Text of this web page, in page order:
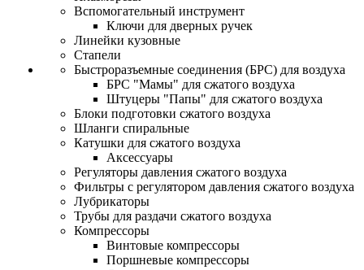
Вспомогательный инструмент
Ключи для дверных ручек
Линейки кузовные
Стапели
Быстроразъемные соединения (БРС) для воздуха
БРС "Мамы" для сжатого воздуха
Штуцеры "Папы" для сжатого воздуха
Блоки подготовки сжатого воздуха
Шланги спиральные
Катушки для сжатого воздуха
Аксессуары
Регуляторы давления сжатого воздуха
Фильтры с регулятором давления сжатого воздуха
Лубрикаторы
Трубы для раздачи сжатого воздуха
Компрессоры
Винтовые компрессоры
Поршневые компрессоры